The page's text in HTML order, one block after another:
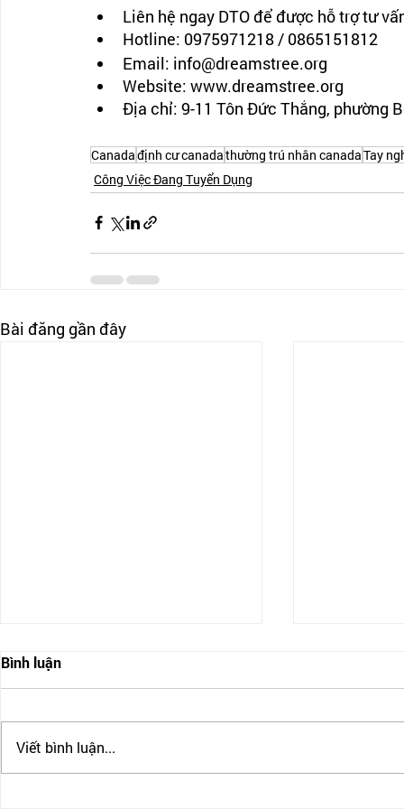
Liên hệ ngay DTO để được hỗ trợ tư
Hotline: 0975971218 / 0865151812
Email: info@dreamstree.org
Website: www.dreamstree.org
Địa chỉ: 9-11 Tôn Đức Thắng, phường
Canadađịnh cư canadathường trú nhân canadaTay
Công Việc Đang Tuyển Dụng
Bài đăng gần đây
Bình luận
Viết bình luận...